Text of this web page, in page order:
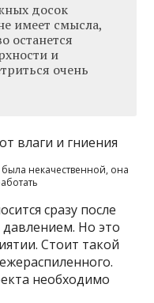
досок
имеет смысла,
останется
и
очень
некачественной, она
сразу после
Но это
Стоит такой
необходимо